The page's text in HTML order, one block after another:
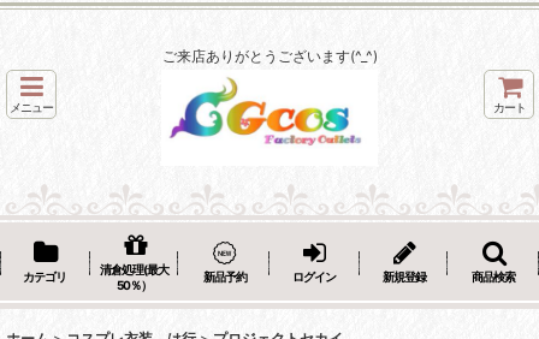
ご来店ありがとうございます(^_^)
メニュー カート
カテゴリ
清倉処理(最大
50％）
新品予約 ログイン 新規登録 商品検索